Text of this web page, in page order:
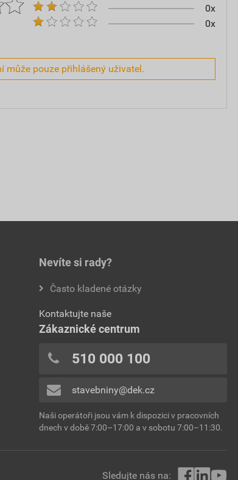
0x
0x
může pouze přihlášený uživatel.
Nevíte si rady?
Často kladené otázky
Kontaktujte naše
Zákaznické centrum
510 000 100
stavebniny@dek.cz
Naši operátoři jsou vám k dispozici v pracovních
dnech v době 7:00–17:00 a v sobotu 7:00–11:30.
Sledujte nás na: